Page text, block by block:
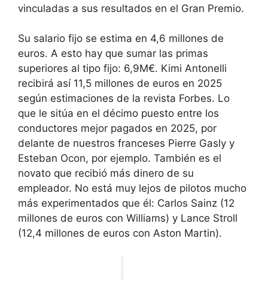
vinculadas a sus resultados en el Gran Premio.
Su salario fijo se estima en 4,6 millones de
euros. A esto hay que sumar las primas
superiores al tipo fijo: 6,9M€. Kimi Antonelli
recibirá así 11,5 millones de euros en 2025
según estimaciones de la revista Forbes. Lo
que le sitúa en el décimo puesto entre los
conductores mejor pagados en 2025, por
delante de nuestros franceses Pierre Gasly y
Esteban Ocon, por ejemplo. También es el
novato que recibió más dinero de su
empleador. No está muy lejos de pilotos mucho
más experimentados que él: Carlos Sainz (12
millones de euros con Williams) y Lance Stroll
(12,4 millones de euros con Aston Martin).